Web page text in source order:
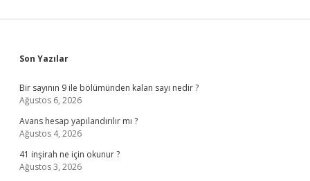
Sidebar
Son Yazılar
Bir sayının 9 ile bölümünden kalan sayı nedir ?
Ağustos 6, 2026
Avans hesap yapılandırılır mı ?
Ağustos 4, 2026
41 inşirah ne için okunur ?
Ağustos 3, 2026